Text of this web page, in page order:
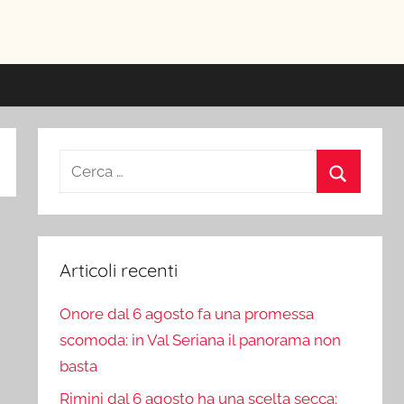
Ricerca
Articoli recenti
Onore dal 6 agosto fa una promessa
scomoda: in Val Seriana il panorama non
basta
Rimini dal 6 agosto ha una scelta secca: